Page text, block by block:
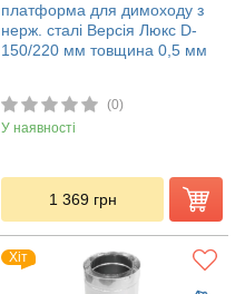
платформа для димоходу з
нерж. сталі Версія Люкс D-
150/220 мм товщина 0,5 мм
(0)
У наявності
1 369 грн
Хіт